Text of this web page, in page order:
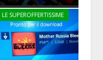
LE SUPEROFFERTISSIME